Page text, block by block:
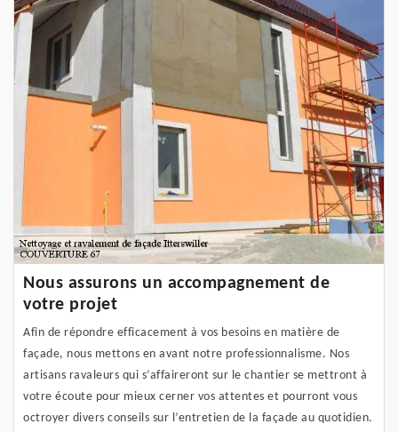
Nous assurons un accompagnement de
votre projet
Afin de répondre efficacement à vos besoins en matière de
façade, nous mettons en avant notre professionnalisme. Nos
artisans ravaleurs qui s’affaireront sur le chantier se mettront à
votre écoute pour mieux cerner vos attentes et pourront vous
octroyer divers conseils sur l’entretien de la façade au quotidien.